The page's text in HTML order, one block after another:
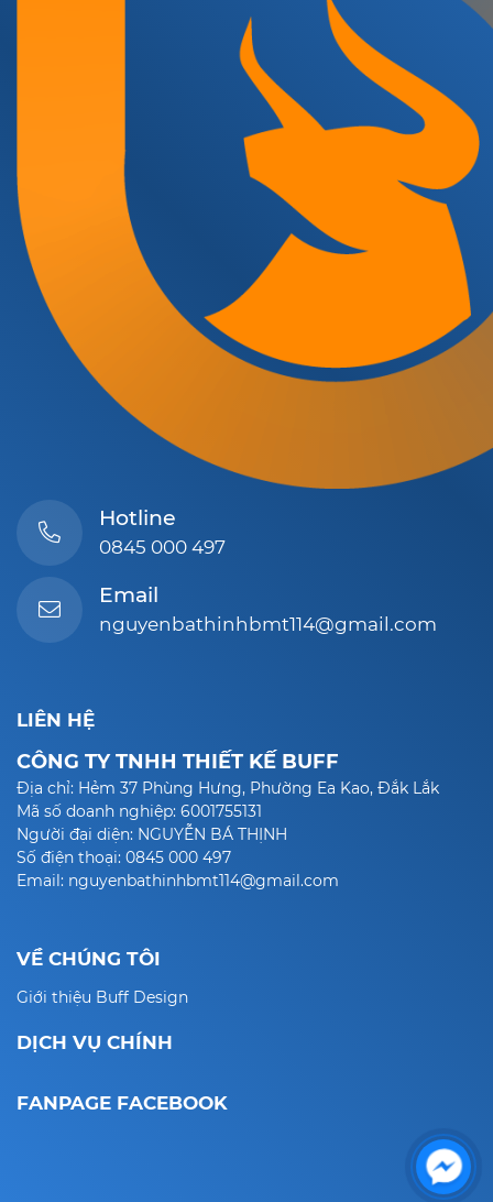
Hotline
0845 000 497
Email
nguyenbathinhbmt114@gmail.com
LIÊN HỆ
CÔNG TY TNHH THIẾT KẾ BUFF
Địa chỉ: Hẻm 37 Phùng Hưng, Phường Ea Kao, Đắk Lắk
Mã số doanh nghiệp: 6001755131
Người đại diện: NGUYỄN BÁ THỊNH
Số điện thoại: 0845 000 497
Email: nguyenbathinhbmt114@gmail.com
VỀ CHÚNG TÔI
Giới thiệu Buff Design
DỊCH VỤ CHÍNH
FANPAGE FACEBOOK